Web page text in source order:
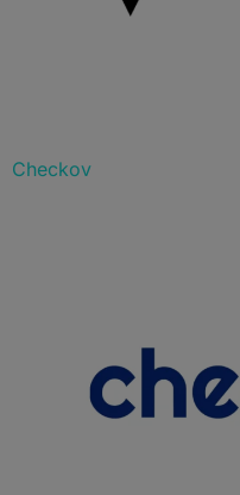
Checkov